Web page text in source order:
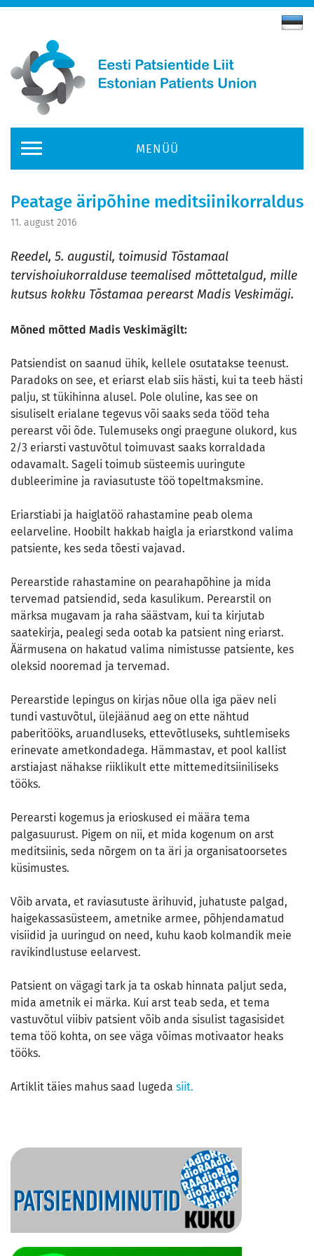
MENÜÜ
Peatage äripõhine meditsiinikorraldus
11. august 2016
Reedel, 5. augustil, toimusid Tõstamaal
tervishoiukorralduse teemalised mõttetalgud, mille
kutsus kokku Tõstamaa perearst Madis Veskimägi.
Mõned mõtted Madis Veskimägilt:
Patsiendist on saanud ühik, kellele osutatakse teenust.
Paradoks on see, et eriarst elab siis hästi, kui ta teeb hästi
palju, st tükihinna alusel. Pole oluline, kas see on
sisuliselt erialane tegevus või saaks seda tööd teha
perearst või õde. Tulemuseks ongi praegune olukord, kus
2/3 eriarsti vastuvõtul toimuvast saaks korraldada
odavamalt. Sageli toimub süsteemis uuringute
dubleerimine ja raviasutuste töö topeltmaksmine.
Eriarstiabi ja haiglatöö rahastamine peab olema
eelarveline. Hoobilt hakkab haigla ja eriarstkond valima
patsiente, kes seda tõesti vajavad.
Perearstide rahastamine on pearahapõhine ja mida
tervemad patsiendid, seda kasulikum. Perearstil on
märksa mugavam ja raha säästvam, kui ta kirjutab
saatekirja, pealegi seda ootab ka patsient ning eriarst.
Äärmusena on hakatud valima nimistusse patsiente, kes
oleksid nooremad ja tervemad.
Perearstide lepingus on kirjas nõue olla iga päev neli
tundi vastuvõtul, ülejäänud aeg on ette nähtud
paberitööks, aruandluseks, ettevõtluseks, suhtlemiseks
erinevate ametkondadega. Hämmastav, et pool kallist
arstiajast nähakse riiklikult ette mittemeditsiiniliseks
tööks.
Perearsti kogemus ja erioskused ei määra tema
palgasuurust. Pigem on nii, et mida kogenum on arst
meditsiinis, seda nõrgem on ta äri ja organisatoorsetes
küsimustes.
Võib arvata, et raviasutuste ärihuvid, juhatuste palgad,
haigekassasüsteem, ametnike armee, põhjendamatud
visiidid ja uuringud on need, kuhu kaob kolmandik meie
ravikindlustuse eelarvest.
Patsient on vägagi tark ja ta oskab hinnata paljut seda,
mida ametnik ei märka. Kui arst teab seda, et tema
vastuvõtul viibiv patsient võib anda sisulist tagasisidet
tema töö kohta, on see väga võimas motivaator heaks
tööks.
Artiklit täies mahus saad lugeda siit.